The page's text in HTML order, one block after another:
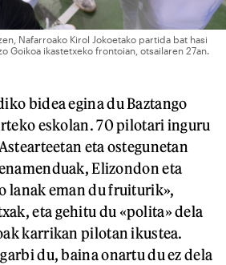
Nafarroako Kirol Jokoetako partida bat hasi
Goikoa ikastetxeko frontoian, otsailaren 27an.
bidea egina du Baztango
eskolan. 70 pilotari inguru
eta ostegunetan
Elizondon eta
lanak eman du fruiturik»,
eta gehitu du «polita» dela
karrikan pilotan ikustea.
du, baina onartu du ez dela